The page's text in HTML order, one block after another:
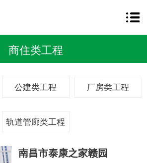
商住类工程
公建类工程 厂房类工程
轨道管廊类工程
南昌市泰康之家赣园